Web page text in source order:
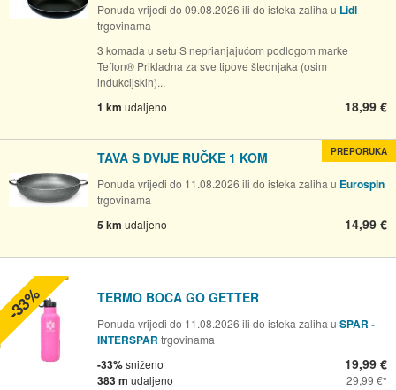
Ponuda vrijedi do 09.08.2026 ili do isteka zaliha u Lidl
trgovinama
3 komada u setu S neprianjajućom podlogom marke
Teflon® Prikladna za sve tipove štednjaka (osim
indukcijskih)...
1 km udaljeno 18,99 €
TAVA S DVIJE RUČKE 1 KOM
Ponuda vrijedi do 11.08.2026 ili do isteka zaliha u Eurospin
trgovinama
5 km udaljeno 14,99 €
PREPORUKA
TERMO BOCA GO GETTER
Ponuda vrijedi do 11.08.2026 ili do isteka zaliha u SPAR -
INTERSPAR trgovinama
-33%sniženo
383 m udaljeno
19,99 €
29,99 €
-33%